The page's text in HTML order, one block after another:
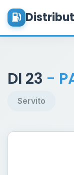
DI 23 -
Servito